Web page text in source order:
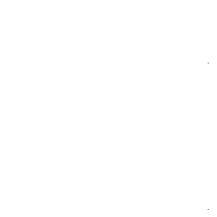
·
·